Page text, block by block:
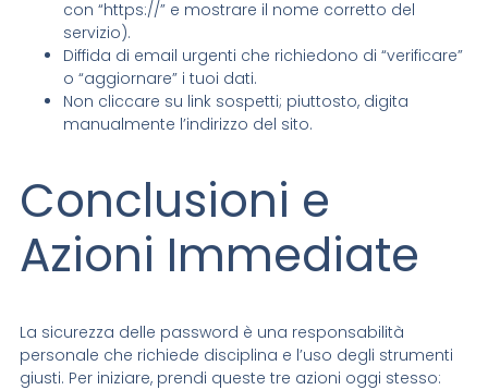
con “https://” e mostrare il nome corretto del
servizio).
Diffida di email urgenti che richiedono di “verificare”
o “aggiornare” i tuoi dati.
Non cliccare su link sospetti; piuttosto, digita
manualmente l’indirizzo del sito.
Conclusioni e
Azioni Immediate
La sicurezza delle password è una responsabilità
personale che richiede disciplina e l’uso degli strumenti
giusti. Per iniziare, prendi queste tre azioni oggi stesso: